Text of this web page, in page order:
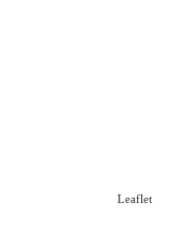
Leaflet